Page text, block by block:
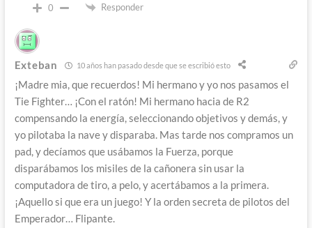
0 Responder
Exteban 10 años han pasado desde que se escribió esto
¡Madre mia, que recuerdos! Mi hermano y yo nos pasamos el
Tie Fighter… ¡Con el ratón! Mi hermano hacia de R2
compensando la energía, seleccionando objetivos y demás, y
yo pilotaba la nave y disparaba. Mas tarde nos compramos un
pad, y decíamos que usábamos la Fuerza, porque
disparábamos los misiles de la cañonera sin usar la
computadora de tiro, a pelo, y acertábamos a la primera.
¡Aquello si que era un juego! Y la orden secreta de pilotos del
Emperador… Flipante.